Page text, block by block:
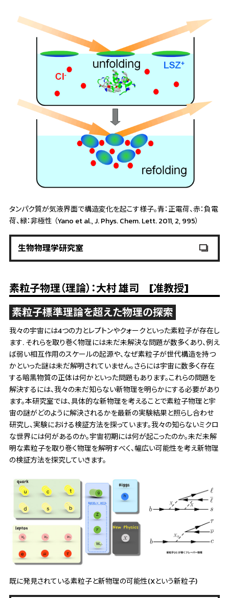
タンパク質が気液界面で構造変化を起こす様子。青：正電荷、赤：負電
荷、緑：非極性 （Yano et al., J. Phys. Chem. Lett. 2011, 2, 995）
生物物理学研究室
素粒⼦物理（理論）：⼤村 雄司 [准教授]
素粒子標準理論を超えた物理の探索
我々の宇宙には4つの力とレプトンやクォークといった素粒子が存在し
ます. それらを取り巻く物理には未だ未解決な問題が数多くあり、例え
ば弱い相互作用のスケールの起源や、なぜ素粒子が世代構造を持つ
かといった謎は未だ解明されていません。さらには宇宙に数多く存在
する暗黒物質の正体は何かといった問題もあります。これらの問題を
解決するには、我々の未だ知らない新物理を明らかにする必要があり
ます。本研究室では、具体的な新物理を考えることで素粒子物理と宇
宙の謎がどのように解決されるかを最新の実験結果と照らし合わせ
研究し、実験における検証方法を探っています。我々の知らないミクロ
な世界には何があるのか。宇宙初期には何が起こったのか。未だ未解
明な素粒子を取り巻く物理を解明すべく、幅広い可能性を考え新物理
の検証方法を探究していきます。
既に発見されている素粒子と新物理の可能性(Xという新粒子)